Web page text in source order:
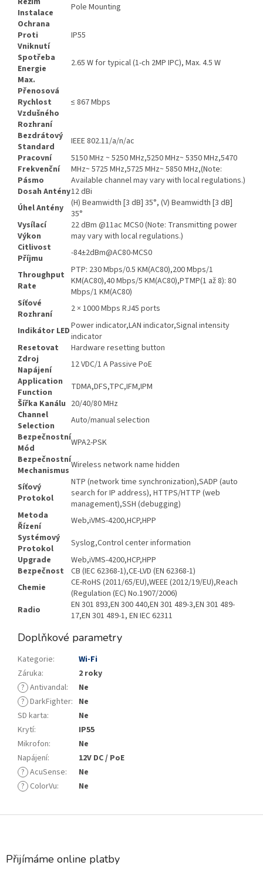
Instalace
Pole Mounting
Ochrana
Proti
Vniknutí
IP55
Spotřeba
Energie
2.65 W for typical (1-ch 2MP IPC), Max. 4.5 W
Max.
Přenosová
Rychlost
Vzdušného
Rozhraní
≤ 867 Mbps
Bezdrátový
Standard
IEEE 802.11/a/n/ac
Pracovní
Frekvenční
Pásmo
5150 MHz ~ 5250 MHz,5250 MHz~ 5350 MHz,5470
MHz~ 5725 MHz,5725 MHz~ 5850 MHz,(Note:
Available channel may vary with local regulations.)
Dosah Antény12 dBi
Úhel Antény
(H) Beamwidth [3 dB] 35°, (V) Beamwidth [3 dB]
35°
Vysílací
Výkon
22 dBm @11ac MCS0 (Note: Transmitting power
may vary with local regulations.)
Citlivost
Příjmu
-84±2dBm@AC80-MCS0
Throughput
Rate
PTP: 230 Mbps/0.5 KM(AC80),200 Mbps/1
KM(AC80),40 Mbps/5 KM(AC80),PTMP(1 až 8): 80
Mbps/1 KM(AC80)
Síťové
Rozhraní
2 × 1000 Mbps RJ45 ports
Indikátor LEDPower indicator,LAN indicator,Signal intensity
indicator
Resetovat
Hardware resetting button
Zdroj
Napájení
12 VDC/1 A Passive PoE
Application
Function
TDMA,DFS,TPC,IFM,IPM
Šířka Kanálu 20/40/80 MHz
Channel
Selection
Auto/manual selection
Bezpečnostní
Mód
WPA2-PSK
Bezpečnostní
Mechanismus Wireless network name hidden
Síťový
Protokol
NTP (network time synchronization),SADP (auto
search for IP address), HTTPS/HTTP (web
management),SSH (debugging)
Metoda
Řízení
Web,iVMS-4200,HCP,HPP
Systémový
Protokol
Syslog,Control center information
Upgrade
Web,iVMS-4200,HCP,HPP
Bezpečnost
CB (IEC 62368-1),CE-LVD (EN 62368-1)
Chemie
CE-RoHS (2011/65/EU),WEEE (2012/19/EU),Reach
(Regulation (EC) No.1907/2006)
Radio
EN 301 893,EN 300 440,EN 301 489-3,EN 301 489-
17,EN 301 489-1, EN IEC 62311
Doplňkové parametry
Kategorie:
Wi-Fi
Záruka:
2 roky
? Antivandal:
Ne
? DarkFighter: Ne
SD karta:
Ne
Krytí:
IP55
Mikrofon:
Ne
Napájení:
12V DC / PoE
? AcuSense:
Ne
? ColorVu: Ne
Z
Přijímáme online platby